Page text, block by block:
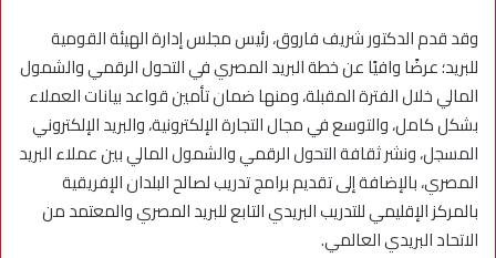
وقد قدم الدكتور شريف فاروق، رئيس مجلس إدارة الهيئة القومية
للبريد؛ عرضًا وافيًا عن خطة البريد المصري في التحول الرقمي والشمول
المالي خلال الفترة المقبلة، ومنها ضمان تأمين قواعد بيانات العملاء
بشكل كامل، والتوسع في مجال التجارة الإلكترونية، والبريد الإلكتروني
المسجل، ونشر ثقافة التحول الرقمي والشمول المالي بين عملاء البريد
المصري، بالإضافة إلى تقديم برامج تدريب لصالح البلدان الإفريقية
بالمركز الإقليمي للتدريب البريدي التابع للبريد المصري والمعتمد من
الاتحاد البريدي العالمي.